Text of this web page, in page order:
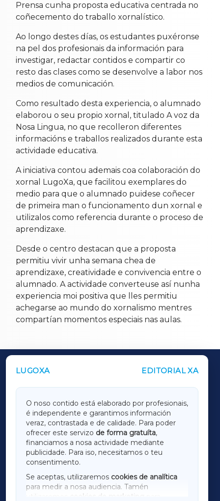
Prensa cunha proposta educativa centrada no
coñecemento do traballo xornalístico.
Ao longo destes días, os estudantes puxéronse
na pel dos profesionais da información para
investigar, redactar contidos e compartir co
resto das clases como se desenvolve a labor nos
medios de comunicación.
Como resultado desta experiencia, o alumnado
elaborou o seu propio xornal, titulado A voz da
Nosa Lingua, no que recolleron diferentes
informacións e traballos realizados durante esta
actividade educativa.
A iniciativa contou ademais coa colaboración do
xornal LugoXa, que facilitou exemplares do
medio para que o alumnado puidese coñecer
de primeira man o funcionamento dun xornal e
utilizalos como referencia durante o proceso de
aprendizaxe.
Desde o centro destacan que a proposta
permitiu vivir unha semana chea de
aprendizaxe, creatividade e convivencia entre o
alumnado. A actividade converteuse así nunha
experiencia moi positiva que lles permitiu
achegarse ao mundo do xornalismo mentres
compartían momentos especiais nas aulas.
LUGOXA EDITORIAL XA
O noso contido está elaborado por profesionais,
é independente e garantimos información
veraz, contrastada e de calidade. Para poder
ofrecer este servizo de forma gratuíta,
financiamos a nosa actividade mediante
publicidade. Para iso, necesitamos o teu
consentimento.
Se aceptas, utilizaremos cookies de analítica
para medir a nosa audiencia. Tamén
utilizaremos
cookies de marketing
OUTROS PERIÓDICOS
LUGOXA
TERRACHAXA
AMARIÑAXA